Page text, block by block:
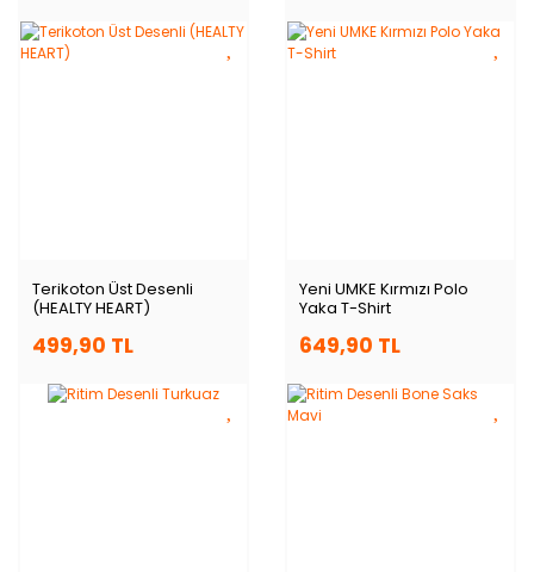
Terikoton Üst Desenli
(HEALTY HEART)
499,90 TL
Yeni UMKE Kırmızı Polo
Yaka T-Shirt
649,90 TL